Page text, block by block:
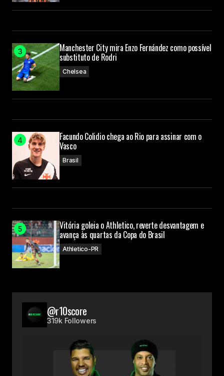
Manchester City mira Enzo Fernández como possível
substituto de Rodri
Chelsea
Facundo Colidio chega ao Rio para assinar com o
Vasco
Brasil
Vitória goleia o Athletico, reverte desvantagem e
avança às quartas da Copa do Brasil
Athletico-PR
@r10score
319k Followers